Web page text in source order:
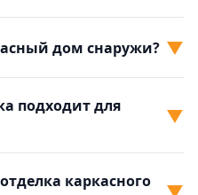
дом снаружи? ▼
подходит для
▼
каркасного